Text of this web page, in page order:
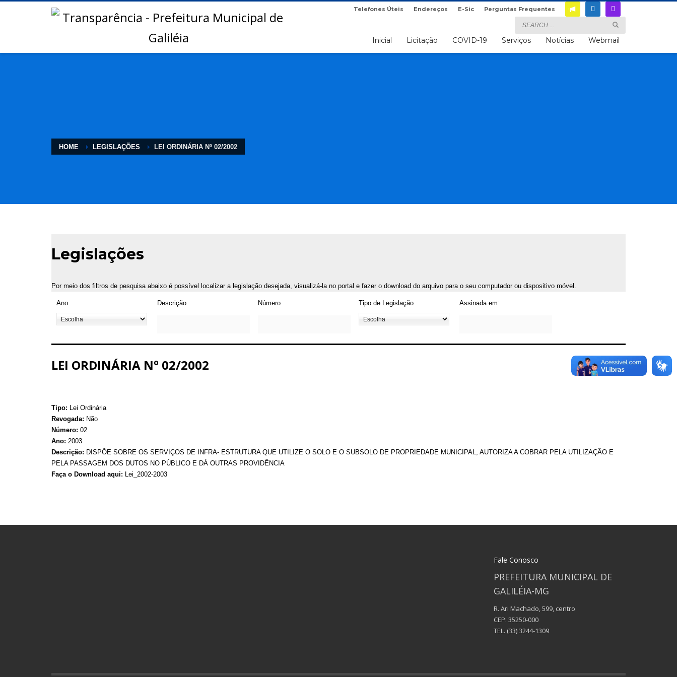
Telefones Úteis Endereços E-Sic Perguntas Frequentes
Inicial Licitação COVID-19 Serviços Notícias Webmail
HOME LEGISLAÇÕES LEI ORDINÁRIA Nº 02/2002
Legislações
Por meio dos filtros de pesquisa abaixo é possível localizar a legislação desejada, visualizá-la no portal e fazer o download do arquivo para o seu computador ou dispositivo móvel.
Ano Descrição Número Tipo de Legislação Assinada em:
LEI ORDINÁRIA Nº 02/2002
Tipo: Lei Ordinária
Revogada: Não
Número: 02
Ano: 2003
Descrição: DISPÕE SOBRE OS SERVIÇOS DE INFRA- ESTRUTURA QUE UTILIZE O SOLO E O SUBSOLO DE PROPRIEDADE MUNICIPAL, AUTORIZA A COBRAR PELA UTILIZAÇÃO E
PELA PASSAGEM DOS DUTOS NO PÚBLICO E DÁ OUTRAS PROVIDÊNCIA
Faça o Download aqui: Lei_2002-2003
Fale Conosco
PREFEITURA MUNICIPAL DE
GALILÉIA-MG
R. Ari Machado, 599, centro
CEP: 35250-000
TEL. (33) 3244-1309